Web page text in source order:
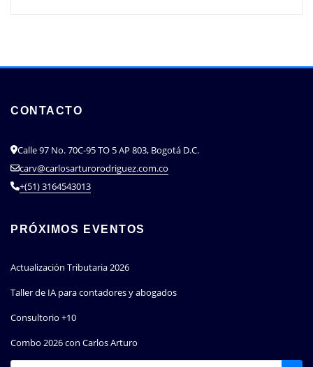
CONTACTO
Calle 97 No. 70C-95 TO 5 AP 803, Bogotá D.C.
carv@carlosarturorodriguez.com.co
+(51) 3164543013
PRÓXIMOS EVENTOS
Actualización Tributaria 2026
Taller de IA para contadores y abogados
Consultorio +10
Combo 2026 con Carlos Arturo